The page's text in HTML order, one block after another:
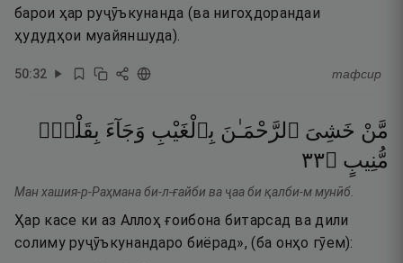
барои ҳар руҷӯъкунанда (ва нигоҳдорандаи
ҳудудҳои муайяншуда).
50:32 тафсир
مَّنْ خَشِىَ ٱلرَّحْمَـٰنَ بِٱلْغَيْبِ وَجَآءَ بِقَلْبٍۢ
مُّنِيبٍ ۝٣٣
Ман хашия-р-Раҳмана би-л-ғайби ва ҷаа би қалби-м мунӣб.
Ҳар касе ки аз Аллоҳ ғоибона битарсад ва дили
солиму руҷӯъкунандаро биёрад», (ба онҳо гӯем):